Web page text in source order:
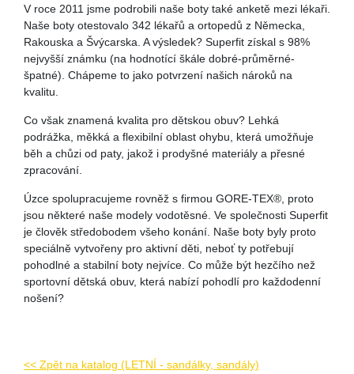
V roce 2011 jsme podrobili naše boty také anketě mezi lékaři.
Naše boty otestovalo 342 lékařů a ortopedů z Německa,
Rakouska a Švýcarska. A výsledek? Superfit získal s 98%
nejvyšší známku (na hodnotící škále dobré-průměrné-
špatné). Chápeme to jako potvrzení našich nároků na
kvalitu.
Co však znamená kvalita pro dětskou obuv? Lehká
podrážka, měkká a flexibilní oblast ohybu, která umožňuje
běh a chůzi od paty, jakož i prodyšné materiály a přesné
zpracování.
Úzce spolupracujeme rovněž s firmou GORE-TEX®, proto
jsou některé naše modely vodotěsné. Ve společnosti Superfit
je člověk středobodem všeho konání. Naše boty byly proto
speciálně vytvořeny pro aktivní děti, neboť ty potřebují
pohodlné a stabilní boty nejvíce. Co může být hezčího než
sportovní dětská obuv, která nabízí pohodlí pro každodenní
nošení?
<< Zpět na katalog (LETNÍ - sandálky, sandály)